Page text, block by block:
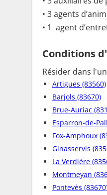
• 3 agents
• 1 agent
Conditions
Résider dans
Artigues (83560)
Barjols (83670)
Brue-Auriac
Esparron-de-
Fox-Amphoux
Ginasservis
La Verdière
Montmeyan
Pontevès